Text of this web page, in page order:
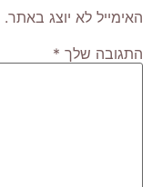
האימייל לא יוצג באתר.
התגובה שלך *